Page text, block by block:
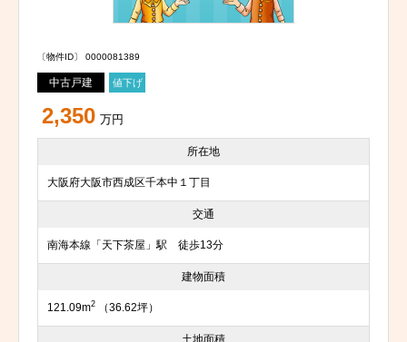
〔物件ID〕 0000081389
中古戸建 値下げ
2,350 万円
所在地
大阪府大阪市西成区千本中１丁目
交通
南海本線「天下茶屋」駅 徒歩13分
建物面積
121.09m2 （36.62坪）
土地面積